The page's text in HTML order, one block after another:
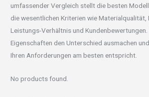
umfassender Vergleich stellt die besten
die wesentlichen Kriterien wie Materialqualität,
Leistungs-Verhältnis und Kundenbewertungen.
Eigenschaften den Unterschied ausmachen
Ihren Anforderungen am besten entspricht.
No products found.